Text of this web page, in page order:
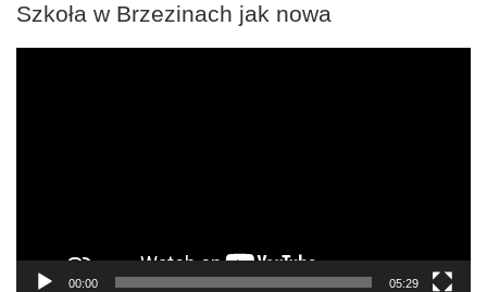
Szkoła w Brzezinach jak nowa
00:00 05:29